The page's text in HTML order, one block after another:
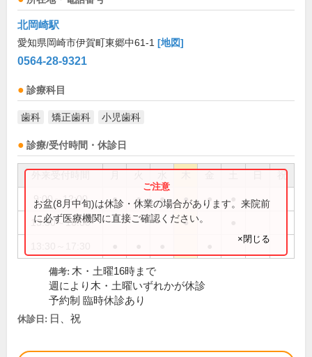
北岡崎駅
愛知県岡崎市伊賀町東郷中61-1 [地図]
0564-28-9321
診療科目
歯科 矯正歯科 小児歯科
診療/受付時間・休診日
祝
9:00～12:00 ● ● ● ● ●
13:30～16:00 ●
お盆(8月中旬)は休診・休業の場合があります。来院前
に必ず医療機関に直接ご確認ください。
×閉じる
備考: 木・土曜16時まで
週により木・土曜いずれかが休診
予約制 臨時休診あり
休診日: 日、祝